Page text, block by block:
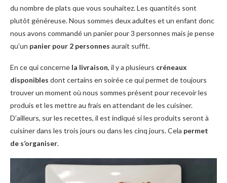
du nombre de plats que vous souhaitez. Les quantités sont
plutôt généreuse. Nous sommes deux adultes et un enfant donc
nous avons commandé un panier pour 3 personnes mais je pense
qu’un panier pour 2 personnes aurait suffit.
En ce qui concerne la livraison, il y a plusieurs créneaux
disponibles dont certains en soirée ce qui permet de toujours
trouver un moment où nous sommes présent pour recevoir les
produis et les mettre au frais en attendant de les cuisiner.
D’ailleurs, sur les recettes, il est indiqué si les produits seront à
cuisiner dans les trois jours ou dans les cinq jours. Cela permet
de s’organiser.